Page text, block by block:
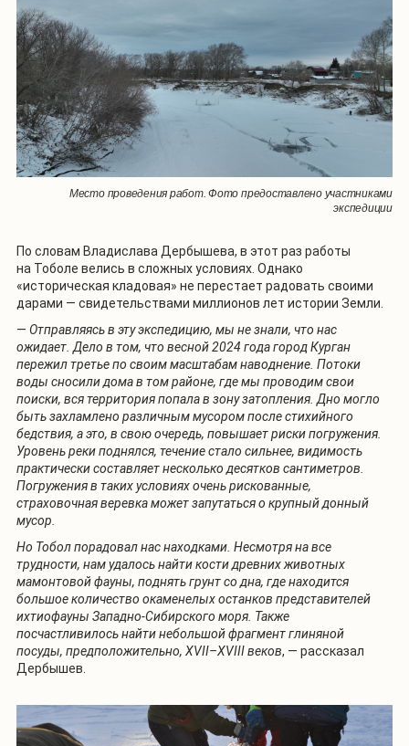
Место проведения работ. Фото предоставлено участниками
экспедиции
По словам Владислава Дербышева, в этот раз работы
на Тоболе велись в сложных условиях. Однако
«историческая кладовая» не перестает радовать своими
дарами — свидетельствами миллионов лет истории Земли.
— Отправляясь в эту экспедицию, мы не знали, что нас
ожидает. Дело в том, что весной 2024 года город Курган
пережил третье по своим масштабам наводнение. Потоки
воды сносили дома в том районе, где мы проводим свои
поиски, вся территория попала в зону затопления. Дно могло
быть захламлено различным мусором после стихийного
бедствия, а это, в свою очередь, повышает риски погружения.
Уровень реки поднялся, течение стало сильнее, видимость
практически составляет несколько десятков сантиметров.
Погружения в таких условиях очень рискованные,
страховочная веревка может запутаться о крупный донный
мусор.
Но Тобол порадовал нас находками. Несмотря на все
трудности, нам удалось найти кости древних животных
мамонтовой фауны, поднять грунт со дна, где находится
большое количество окаменелых останков представителей
ихтиофауны Западно-Сибирского моря. Также
посчастливилось найти небольшой фрагмент глиняной
посуды, предположительно, XVII–XVIII веков, — рассказал
Дербышев.